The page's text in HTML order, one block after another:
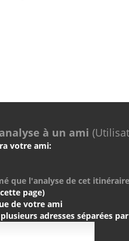
à un ami
votre ami:
que l'analyse de cet
page)
de votre ami
adresses séparées